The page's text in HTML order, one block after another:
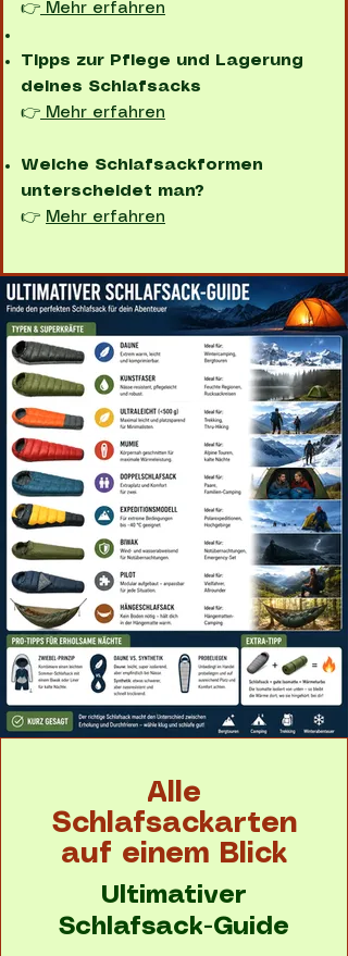
👉 Mehr erfahren
Tipps zur Pflege und Lagerung
deines Schlafsacks
👉 Mehr erfahren
Welche Schlafsackformen
unterscheidet man?
👉 Mehr erfahren
Alle
Schlafsackarten
auf einem Blick
Ultimativer
Schlafsack-Guide